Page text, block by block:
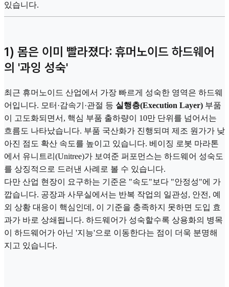
있습니다.
1) 몸은 이미 빨라졌다: 휴머노이드 하드웨어
의 '과잉 성숙'
최근 휴머노이드 산업에서 가장 빠르게 성숙한 영역은 하드웨
어입니다. 모터·감속기·관절 등 실행층(Execution Layer) 부품
이 고도화되면서, 핵심 부품 출하량이 10만 단위를 넘어서는
흐름도 나타났습니다. 부품 국산화가 진행되며 제조 원가가 낮
아진 점도 확산 속도를 높이고 있습니다. 베이징 로봇 마라톤
에서 유니트리(Unitree)가 보여준 퍼포먼스는 하드웨어 성숙도
를 상징적으로 드러낸 사례로 볼 수 있습니다.
다만 산업 현장이 요구하는 기준은 "속도"보다 "안정성"에 가
깝습니다. 공장과 사무실에서는 반복 작업의 일관성, 안전, 예
외 상황 대응이 핵심인데, 이 기준을 충족하지 못하면 도입 효
과가 바로 상쇄됩니다. 하드웨어가 성숙할수록 상용화의 병목
이 하드웨어가 아닌 '지능'으로 이동한다는 점이 더욱 분명해
지고 있습니다.